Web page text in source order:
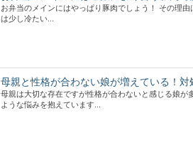
お弁当のメインにはやっぱり豚肉でしょう！ その理
は少し冷たい...
母親と性格が合わない娘が増えている！対
母親は大切な存在ですが性格が合わないと感じる娘が
ような悩みを抱えています...